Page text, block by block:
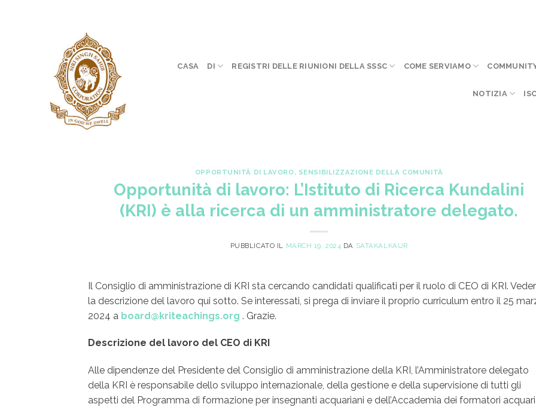
CASA DI REGISTRI DELLE RIUNIONI DELLA SSSC COME SERVIAMO
NOTIZIA
OPPORTUNITÀ DI LAVORO, SENSIBILIZZAZIONE DELLA COMUNITÀ
Opportunità di lavoro: L’Istituto di Ricerca Kundalini
(KRI) è alla ricerca di un amministratore delegato.
PUBBLICATO IL MARCH 19, 2024 DA SATAKALKAUR
Il Consiglio di amministrazione di KRI sta cercando candidati qualificati per il ruolo di CEO di KRI.
la descrizione del lavoro qui sotto. Se interessati, si prega di inviare il proprio curriculum entro il 25
2024 a board@kriteachings.org . Grazie.
Descrizione del lavoro del CEO di KRI
Alle dipendenze del Presidente del Consiglio di amministrazione della KRI, l’Amministratore delegato
della KRI è responsabile dello sviluppo internazionale, della gestione e della supervisione di tutti gli
aspetti del Programma di formazione per insegnanti acquariani e dell’Accademia dei formatori